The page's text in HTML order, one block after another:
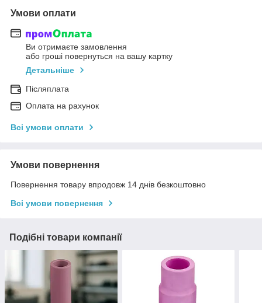
Умови оплати
Ви отримаєте замовлення
або гроші повернуться на вашу картку
Детальніше
Післяплата
Оплата на рахунок
Всі умови оплати
Умови повернення
Повернення товару впродовж 14 днів безкоштовно
Всі умови повернення
Подібні товари компанії